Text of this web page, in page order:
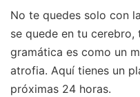
No te quedes solo con
se quede en tu cerebro,
gramática es como un
atrofia. Aquí tienes un
próximas 24 horas.